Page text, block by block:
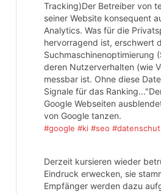
Tracking)Der Betreiber von
seiner Website konsequent
Analytics. Was für die
hervorragend ist, erschwert
Suchmaschinenoptimierung
deren Nutzerverhalten (wie
messbar ist. Ohne diese
Signale für das
Google Webseiten
von Google tanzen.
#google #ki #seo
Derzeit kursieren wieder
Eindruck erwecken, sie
Empfänger werden dazu